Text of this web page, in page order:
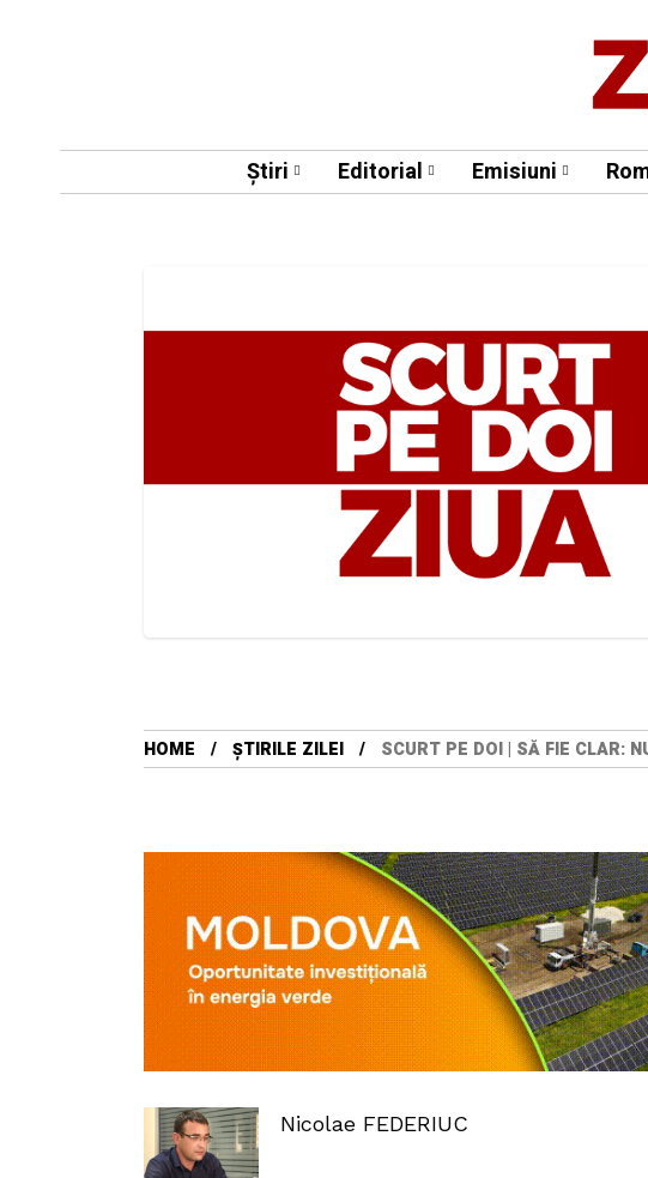
Știri Editorial Emisiuni
HOME ȘTIRILE ZILEI SCURT PE DOI | SĂ FIE CLAR:
Nicolae FEDERIUC